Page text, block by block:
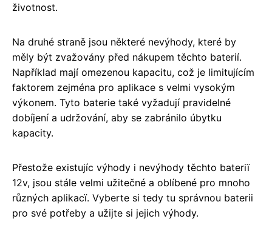
životnost.
Na druhé straně jsou některé nevýhody, které by
měly být zvažovány před nákupem těchto baterií.
Například mají omezenou kapacitu, což je limitujícím
faktorem zejména pro aplikace s velmi vysokým
výkonem. Tyto baterie také vyžadují pravidelné
dobíjení a udržování, aby se zabránilo úbytku
kapacity.
Přestože existujíc výhody i nevýhody těchto bateriï
12v, jsou stále velmi užitečné a oblíbené pro mnoho
různých aplikacï. Vyberte si tedy tu správnou baterii
pro své potřeby a užijte si jejich výhody.